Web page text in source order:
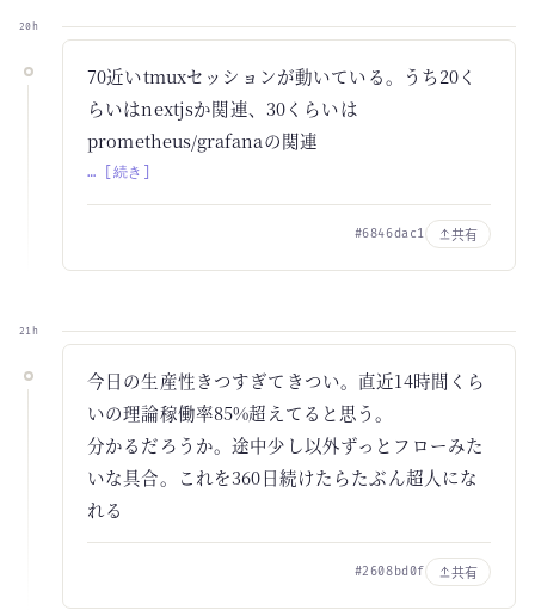
20h
70近いtmuxセッションが動いている。うち20く
らいはnextjsか関連、30くらいは
prometheus/grafanaの関連
… [続き]
#6846dac1 共有
21h
今日の生産性きつすぎてきつい。直近14時間くら
いの理論稼働率85%超えてると思う。
分かるだろうか。途中少し以外ずっとフローみた
いな具合。これを360日続けたらたぶん超人にな
れる
#2608bd0f 共有